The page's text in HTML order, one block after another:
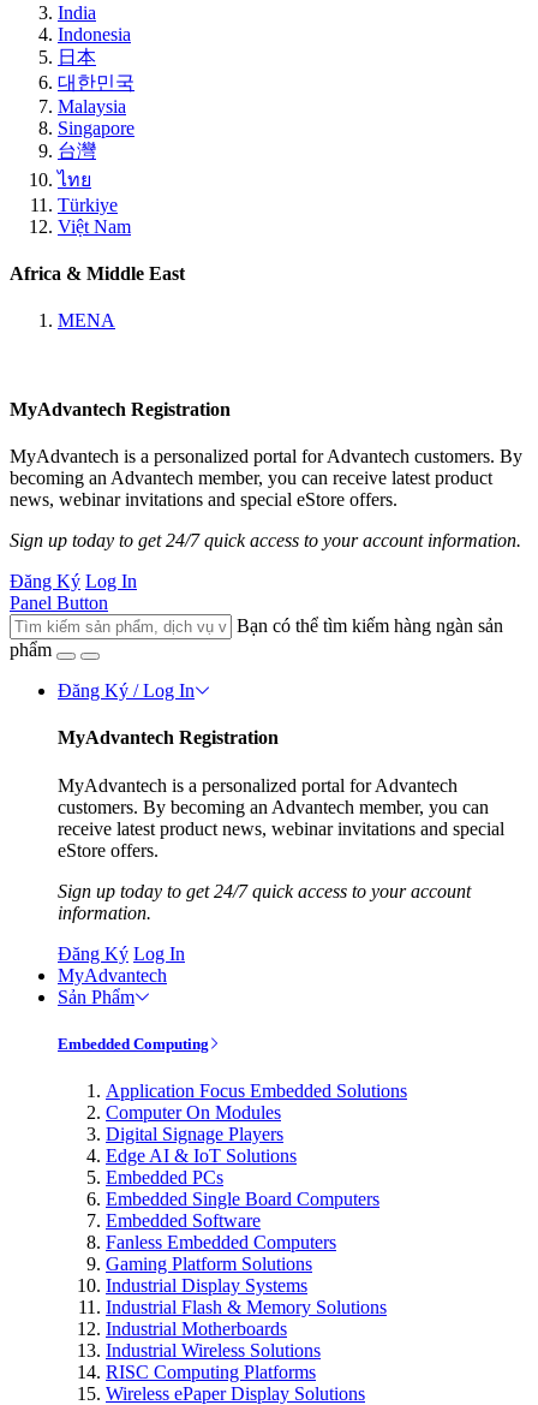
India
Indonesia
日本
대한민국
Malaysia
Singapore
台灣
ไทย
Türkiye
Việt Nam
Africa & Middle East
MENA
MyAdvantech Registration
MyAdvantech is a personalized portal for Advantech customers. By
becoming an Advantech member, you can receive latest product
news, webinar invitations and special eStore offers.
Sign up today to get 24/7 quick access to your account information.
Đăng Ký Log In
Panel Button
Bạn có thể tìm kiếm hàng ngàn sản
phẩm
Đăng Ký / Log In
MyAdvantech Registration
MyAdvantech is a personalized portal for Advantech
customers. By becoming an Advantech member, you can
receive latest product news, webinar invitations and special
eStore offers.
Sign up today to get 24/7 quick access to your account
information.
Đăng Ký Log In
MyAdvantech
Sản Phẩm
Embedded Computing
Application Focus Embedded Solutions
Computer On Modules
Digital Signage Players
Edge AI & IoT Solutions
Embedded PCs
Embedded Single Board Computers
Embedded Software
Fanless Embedded Computers
Gaming Platform Solutions
Industrial Display Systems
Industrial Flash & Memory Solutions
Industrial Motherboards
Industrial Wireless Solutions
RISC Computing Platforms
Wireless ePaper Display Solutions